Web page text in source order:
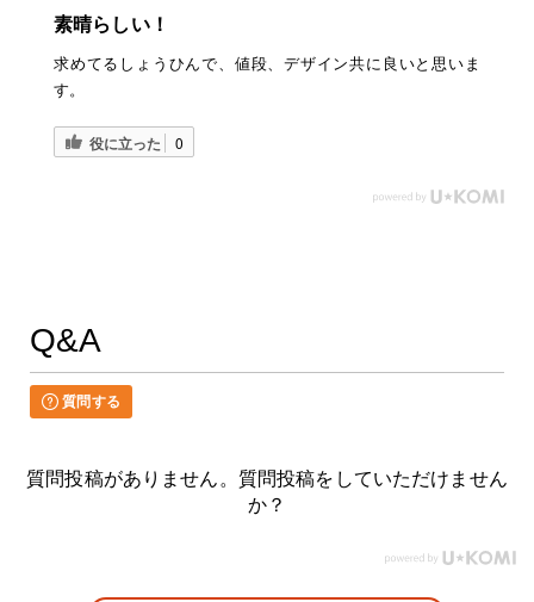
素晴らしい！
求めてるしょうひんで、値段、デザイン共に良いと思いま
す。
役に立った 0
Q&A
質問する
質問投稿がありません。質問投稿をしていただけません
か？